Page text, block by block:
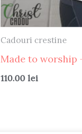
Cadouri crestine
Made to worship
110.00lei